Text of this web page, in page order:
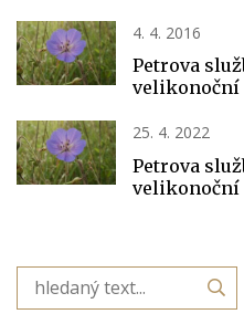
4. 4. 2016
Petrova
velikonoční
25. 4. 2022
Petrova
velikonoční